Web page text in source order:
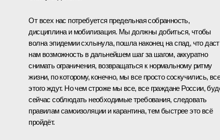
От всех нас потребуется предельная собранность,
дисциплина и мобилизация. Мы должны добиться, чтобы
волна эпидемии схлынула, пошла наконец на спад, что даст
нам возможность в дальнейшем шаг за шагом, аккуратно
снимать ограничения, возвращаться к нормальному ритму
жизни, по которому, конечно, мы все просто соскучились, все
этого ждут. Но чем строже мы все, все граждане России,
сейчас соблюдать необходимые требования, следовать
правилам самоизоляции и карантина, тем быстрее это всё
пройдёт.